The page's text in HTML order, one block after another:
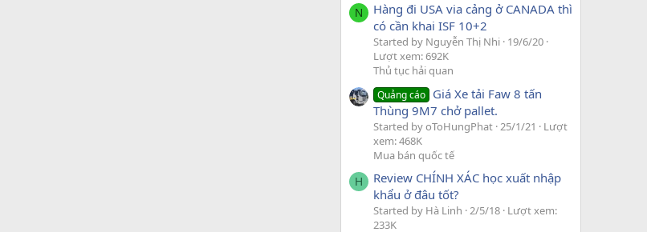
N
Hàng đi USA via cảng ở CANADA thì
có cần khai ISF 10+2
Started by Nguyễn Thị Nhi 19/6/20
Lượt xem: 692K
Thủ tục hải quan
Quảng cáo Giá Xe tải Faw 8 tấn
Thùng 9M7 chở pallet.
Started by oToHungPhat 25/1/21
Lượt
xem: 468K
Mua bán quốc tế
H
Review CHÍNH XÁC học xuất nhập
khẩu ở đâu tốt?
Started by Hà Linh 2/5/18 Lượt xem:
233K